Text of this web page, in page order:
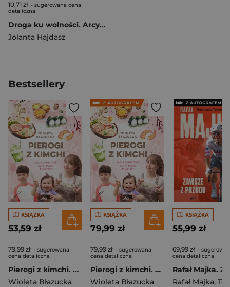
10,71 zł - sugerowana cena
detaliczna
Droga ku wolności. Arcybiskup Antoni Baraniak
Jolanta Hajdasz
Bestsellery
KSIĄŻKA
53,59 zł
79,99 zł - sugerowana
cena detaliczna
Pierogi z kimchi. Moje ulubione azjatyckie przepisy
Wioleta Błazucka
KSIĄŻKA
79,99 zł
79,99 zł - sugerowana
cena detaliczna
Pierogi z kimchi. Moje ulubione azjatyckie przepisy - książka z autografem
Wioleta Błazucka
KSIĄŻKA
55,99 zł
69,99 zł -
cena detaliczna
Rafał Majka,